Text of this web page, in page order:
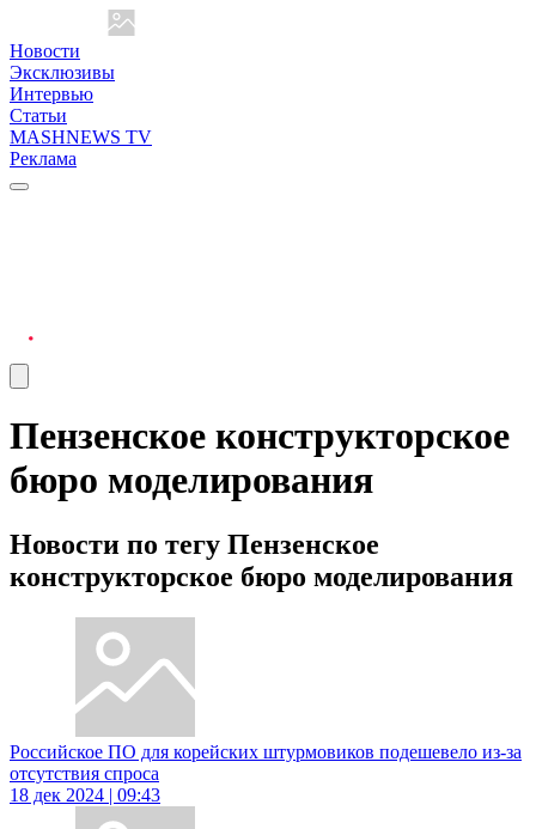
Новости
Эксклюзивы
Интервью
Статьи
MASHNEWS TV
Реклама
Пензенское конструкторское
бюро моделирования
Новости по тегу Пензенское
конструкторское бюро моделирования
Российское ПО для корейских штурмовиков подешевело из-за
отсутствия спроса
18 дек 2024 | 09:43